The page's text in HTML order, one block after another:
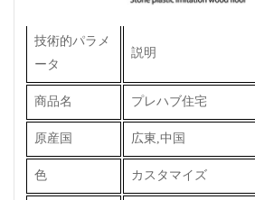
技術的パラメ
ータ
説明
商品名 プレハブ住宅
原産国 広東,中国
色 カスタマイズ